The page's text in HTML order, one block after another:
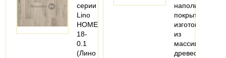
серии
Lino
HOME
18-
0.1
(Лино
напольное
покрытие,
изготовленное
из
массива
древесины